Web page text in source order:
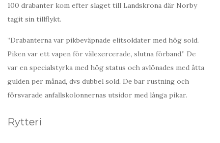
100 drabanter kom efter slaget till Landskrona där Norby
tagit sin tillflykt.
”Drabanterna var pikbeväpnade elitsoldater med hög sold.
Piken var ett vapen för välexercerade, slutna förband.” De
var en specialstyrka med hög status och avlönades med åtta
gulden per månad, dvs dubbel sold. De bar rustning och
försvarade anfallskolonnernas utsidor med långa pikar.
Rytteri